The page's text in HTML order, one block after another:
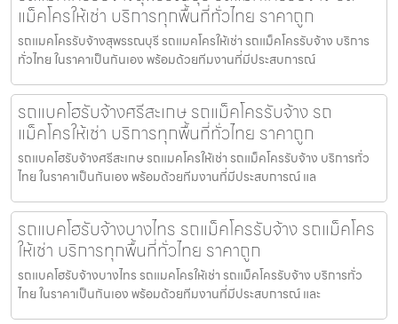
แม็คโครให้เช่า บริการทุกพื้นที่ทั่วไทย ราคาถูก
รถแมคโครรับจ้างสุพรรณบุรี รถแมคโครให้เช่า รถแม็คโครรับจ้าง บริการ
ทั่วไทย ในราคาเป็นกันเอง พร้อมด้วยทีมงานที่มีประสบการณ์
รถแบคโฮรับจ้างศรีสะเกษ รถแม็คโครรับจ้าง รถ
แม็คโครให้เช่า บริการทุกพื้นที่ทั่วไทย ราคาถูก
รถแบคโฮรับจ้างศรีสะเกษ รถแมคโครให้เช่า รถแม็คโครรับจ้าง บริการทั่ว
ไทย ในราคาเป็นกันเอง พร้อมด้วยทีมงานที่มีประสบการณ์ แล
รถแบคโฮรับจ้างบางไทร รถแม็คโครรับจ้าง รถแม็คโคร
ให้เช่า บริการทุกพื้นที่ทั่วไทย ราคาถูก
รถแบคโฮรับจ้างบางไทร รถแมคโครให้เช่า รถแม็คโครรับจ้าง บริการทั่ว
ไทย ในราคาเป็นกันเอง พร้อมด้วยทีมงานที่มีประสบการณ์ และ